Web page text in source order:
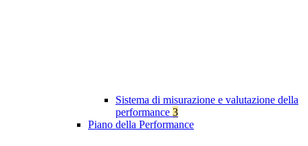
Sistema di misurazione e valutazione della
performance 3
Piano della Performance